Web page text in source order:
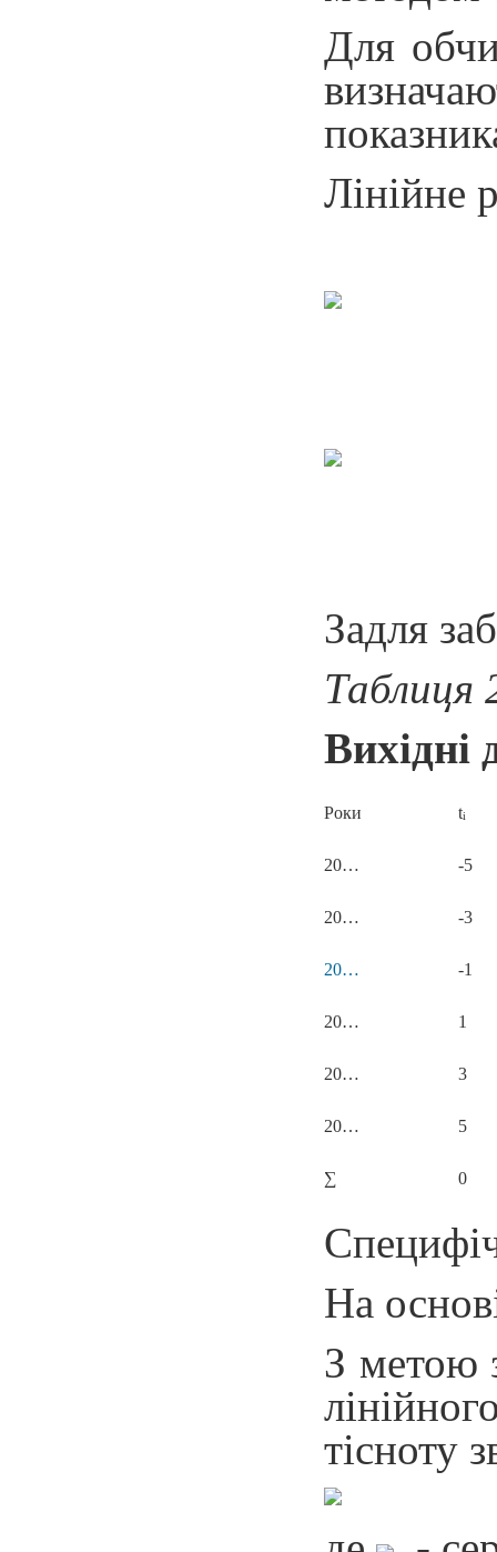
Для
Лінійне
Задля
Таблиця
Вихідні
Роки ti
20… -5
20… -3
20… -1
20… 1
20… 3
20… 5
∑ 0
На
З метою
тісноту